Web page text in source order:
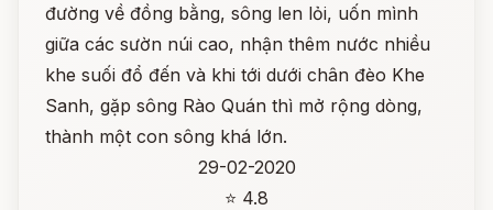
đường về đồng bằng, sông len lỏi, uốn mình
giữa các sườn núi cao, nhận thêm nước nhiều
khe suối đổ đến và khi tới dưới chân đèo Khe
Sanh, gặp sông Rào Quán thì mở rộng dòng,
thành một con sông khá lớn.
29-02-2020
⭐ 4.8